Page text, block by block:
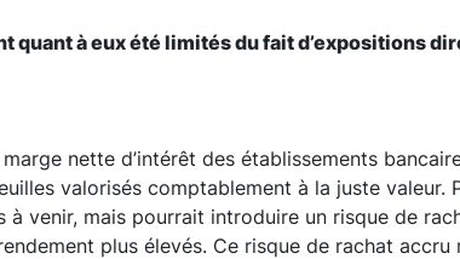
à eux été limités du fait d’expositions
nette d’intérêt des établissements
valorisés comptablement à la juste valeur.
venir, mais pourrait introduire un risque de
plus élevés. Ce risque de rachat accru